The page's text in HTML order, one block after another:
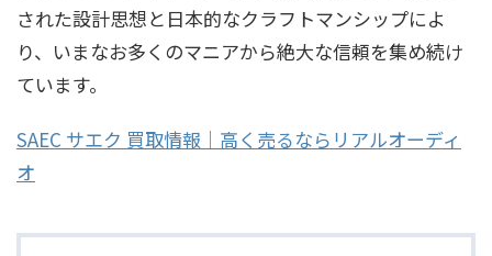
された設計思想と日本的なクラフトマンシップによ
り、いまなお多くのマニアから絶大な信頼を集め続け
ています。
SAEC サエク 買取情報｜高く売るならリアルオーディ
オ